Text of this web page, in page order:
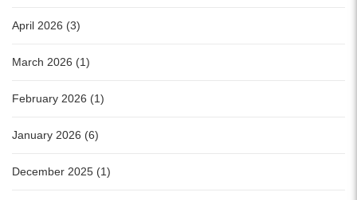
April 2026 (3)
March 2026 (1)
February 2026 (1)
January 2026 (6)
December 2025 (1)